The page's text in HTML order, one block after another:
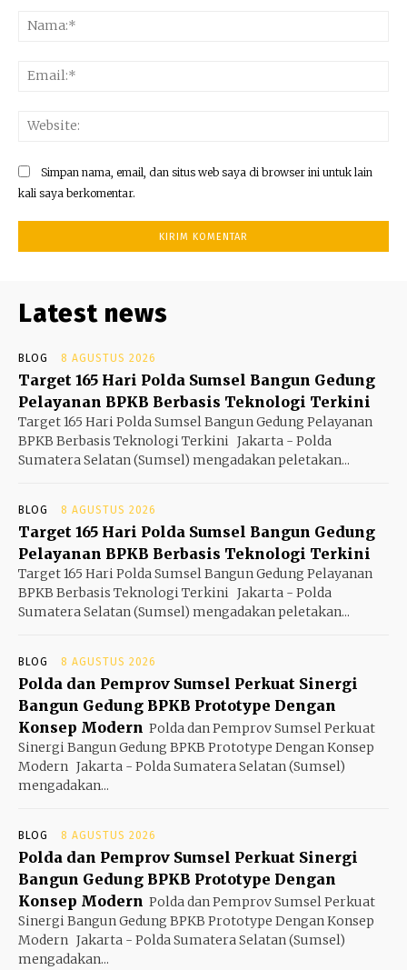
Simpan nama, email, dan situs web saya di browser ini untuk lain
kali saya berkomentar.
Latest news
BLOG 8 AGUSTUS 2026
Target 165 Hari Polda Sumsel Bangun Gedung
Pelayanan BPKB Berbasis Teknologi Terkini
Target 165 Hari Polda Sumsel Bangun Gedung Pelayanan
BPKB Berbasis Teknologi Terkini Jakarta - Polda
Sumatera Selatan (Sumsel) mengadakan peletakan...
BLOG 8 AGUSTUS 2026
Target 165 Hari Polda Sumsel Bangun Gedung
Pelayanan BPKB Berbasis Teknologi Terkini
Target 165 Hari Polda Sumsel Bangun Gedung Pelayanan
BPKB Berbasis Teknologi Terkini Jakarta - Polda
Sumatera Selatan (Sumsel) mengadakan peletakan...
BLOG 8 AGUSTUS 2026
Polda dan Pemprov Sumsel Perkuat Sinergi
Bangun Gedung BPKB Prototype Dengan
Konsep Modern Polda dan Pemprov Sumsel Perkuat
Sinergi Bangun Gedung BPKB Prototype Dengan Konsep
Modern Jakarta - Polda Sumatera Selatan (Sumsel)
mengadakan...
BLOG 8 AGUSTUS 2026
Polda dan Pemprov Sumsel Perkuat Sinergi
Bangun Gedung BPKB Prototype Dengan
Konsep Modern Polda dan Pemprov Sumsel Perkuat
Sinergi Bangun Gedung BPKB Prototype Dengan Konsep
Modern Jakarta - Polda Sumatera Selatan (Sumsel)
mengadakan...